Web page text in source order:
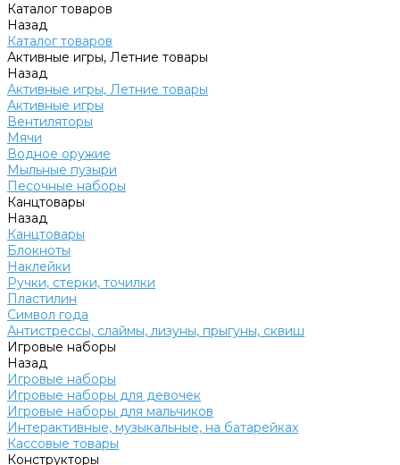
Каталог товаров
Назад
Каталог товаров
Активные игры, Летние товары
Назад
Активные игры, Летние товары
Активные игры
Вентиляторы
Мячи
Водное оружие
Мыльные пузыри
Песочные наборы
Канцтовары
Назад
Канцтовары
Блокноты
Наклейки
Ручки, стерки, точилки
Пластилин
Символ года
Антистрессы, слаймы, лизуны, прыгуны, сквиш
Игровые наборы
Назад
Игровые наборы
Игровые наборы для девочек
Игровые наборы для мальчиков
Интерактивные, музыкальные, на батарейках
Кассовые товары
Конструкторы